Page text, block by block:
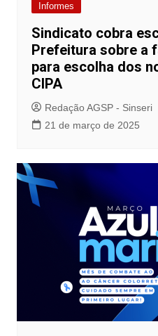
Informes
Sindicato cobra
Prefeitura sobre a
para escolha dos
CIPA
Redação AGSP - Sinseri
21 de março de 2025